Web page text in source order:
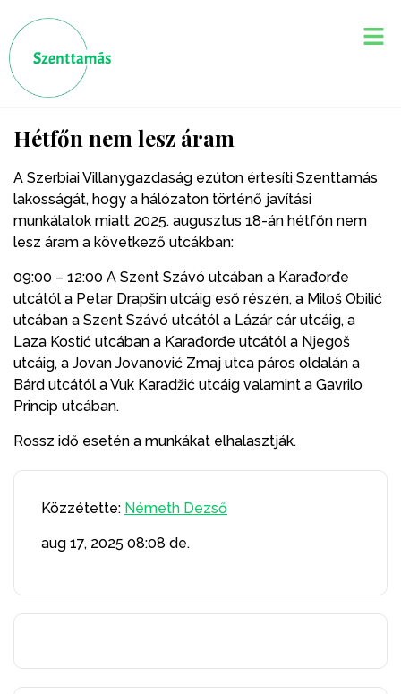
Hétfőn nem lesz áram
A Szerbiai Villanygazdaság ezúton értesíti Szenttamás
lakosságát, hogy a hálózaton történő javítási
munkálatok miatt 2025. augusztus 18-án hétfőn nem
lesz áram a következő utcákban:
09:00 – 12:00 A Szent Szávó utcában a Karađorđe
utcától a Petar Drapšin utcáig eső részén, a Miloš Obilić
utcában a Szent Szávó utcától a Lázár cár utcáig, a
Laza Kostić utcában a Karađorđe utcától a Njegoš
utcáig, a Jovan Jovanović Zmaj utca páros oldalán a
Bárd utcától a Vuk Karadžić utcáig valamint a Gavrilo
Princip utcában.
Rossz idő esetén a munkákat elhalasztják.
Közzétette: Németh Dezső
aug 17, 2025 08:08 de.